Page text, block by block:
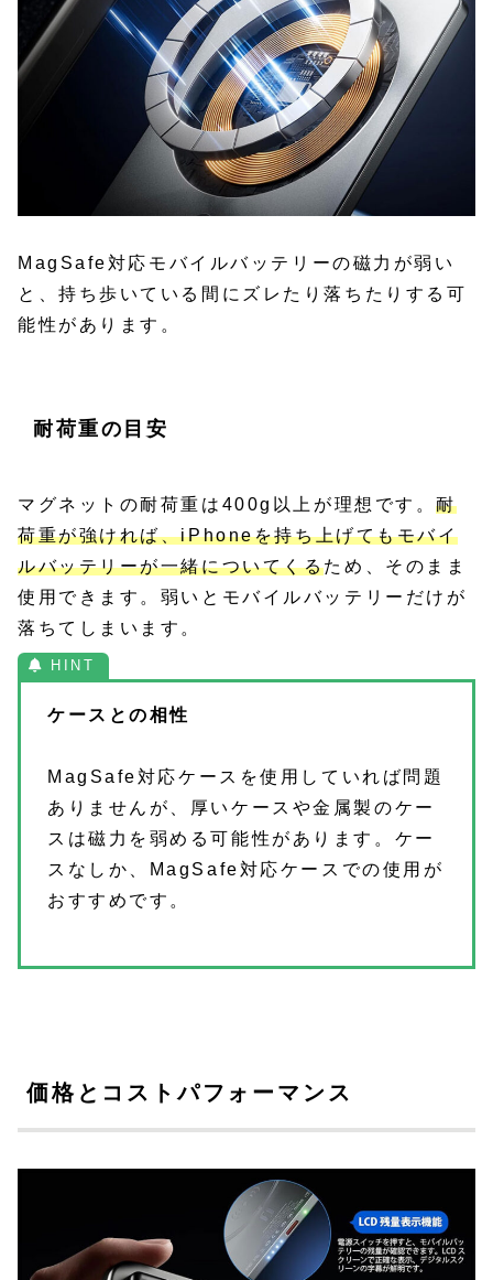
MagSafe対応モバイルバッテリーの磁力が弱い
と、持ち歩いている間にズレたり落ちたりする可
能性があります。
耐荷重の目安
マグネットの耐荷重は400g以上が理想です。耐
荷重が強ければ、iPhoneを持ち上げてもモバイ
ルバッテリーが一緒についてくるため、そのまま
使用できます。弱いとモバイルバッテリーだけが
落ちてしまいます。
ケースとの相性
MagSafe対応ケースを使用していれば問題
ありませんが、厚いケースや金属製のケー
スは磁力を弱める可能性があります。ケー
スなしか、MagSafe対応ケースでの使用が
おすすめです。
価格とコストパフォーマンス